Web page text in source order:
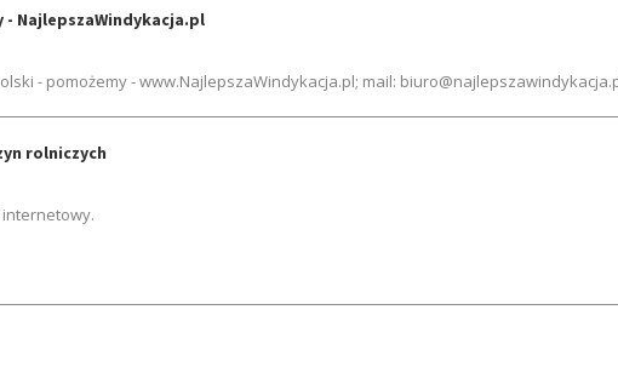
- NajlepszaWindykacja.pl
- pomożemy - www.NajlepszaWindykacja.pl; mail:
rolniczych